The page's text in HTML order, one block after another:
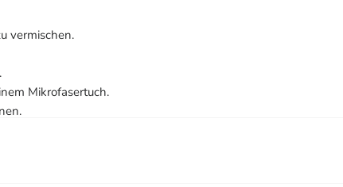
vermischen.
Mikrofasertuch.